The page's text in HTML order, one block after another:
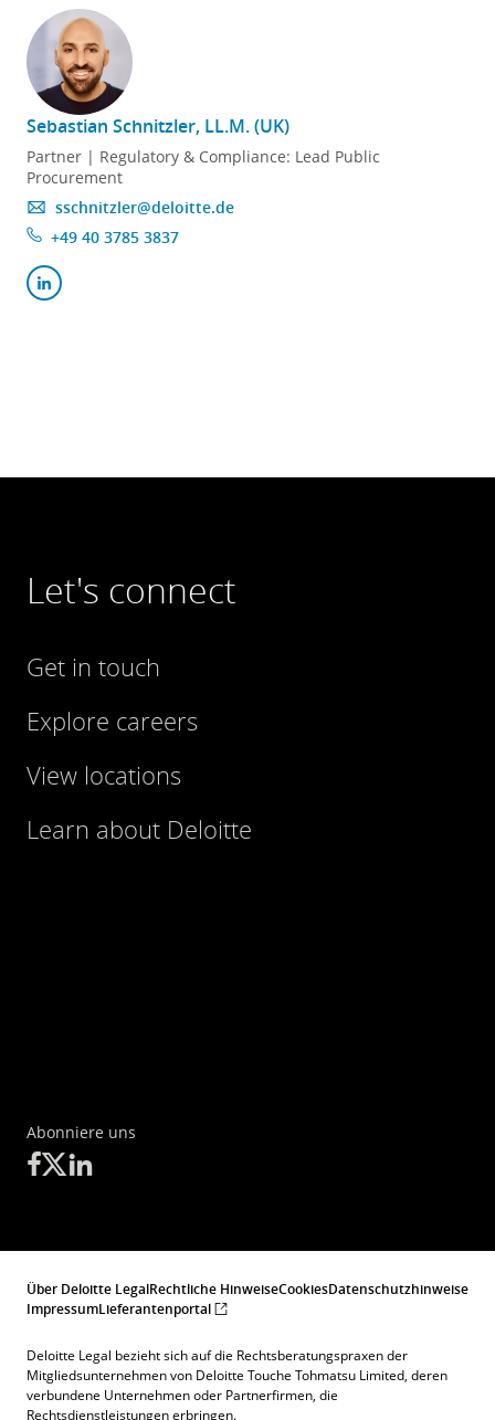
Sebastian Schnitzler, LL.M. (UK)
Partner | Regulatory & Compliance: Lead Public
Procurement
sschnitzler@deloitte.de
+49 40 3785 3837
Let's connect
Get in touch
Explore careers
View locations
Learn about Deloitte
Abonniere uns
Über Deloitte LegalRechtliche HinweiseCookiesDatenschutzhinweise
ImpressumLieferantenportal
Deloitte Legal bezieht sich auf die Rechtsberatungspraxen der
Mitgliedsunternehmen von Deloitte Touche Tohmatsu Limited, deren
verbundene Unternehmen oder Partnerfirmen, die
Rechtsdienstleistungen erbringen.